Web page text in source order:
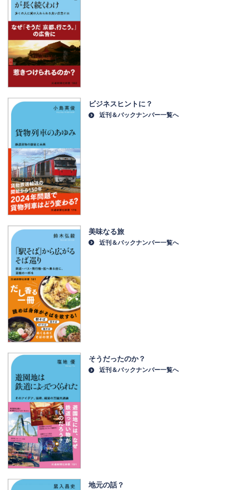
ビジネスヒントに？
近刊＆バックナンバー一覧へ
美味なる旅
近刊＆バックナンバー一覧へ
そうだったのか？
近刊＆バックナンバー一覧へ
地元の話？